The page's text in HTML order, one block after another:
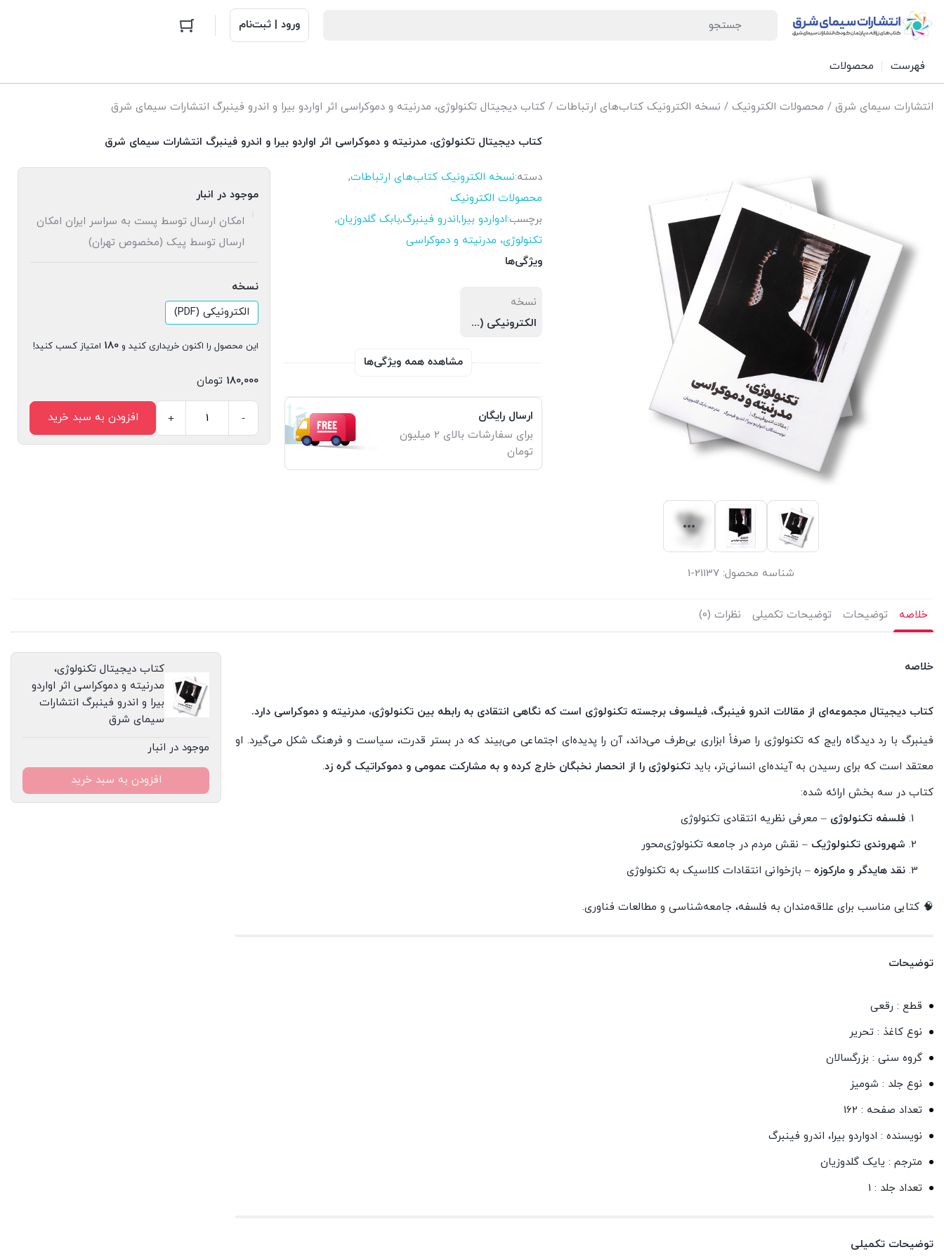
ورود | ثبت‌نام
فهرست محصولات
انتشارات سیمای شرق / محصولات الکترونیک / نسخه الکترونیک کتاب‌های ارتباطات / کتاب دیجیتال تکنولوژی، مدرنیته و دموکراسی اثر اواردو بیرا و اندرو فینبرگ انتشارات سیمای شرق
شناسه محصول: 21137-1
کتاب دیجیتال تکنولوژی، مدرنیته و دموکراسی اثر اواردو بیرا و اندرو فینبرگ انتشارات سیمای شرق
دسته:نسخه الکترونیک کتاب‌های ارتباطات,
محصولات الکترونیک
برچسب:ادواردو بیرا,اندرو فینبرگ,بابک گلدوزیان,
تکنولوژی، مدرنیته و دموکراسی
ویژگی‌ها
نسخه
الکترونیکی (PDF)
مشاهده همه ویژگی‌ها
ارسال رایگان
برای سفارشات بالای 2 میلیون
تومان
موجود در انبار
امکان ارسال توسط پست به سراسر ایران امکان
ارسال توسط پیک (مخصوص تهران)
نسخه
الکترونیکی (PDF)
این محصول را اکنون خریداری کنید و 180 امتیاز کسب کنید!
180,000 تومان
دیجیتال
عدد
-
+ افزودن به سبد خرید
خلاصه توضیحات توضیحات تکمیلی نظرات (0)
خلاصه
کتاب دیجیتال مجموعه‌ای از مقالات اندرو فینبرگ، فیلسوف برجسته تکنولوژی است که نگاهی انتقادی به رابطه بین تکنولوژی، مدرنیته و دموکراسی دارد.
فینبرگ با رد دیدگاه رایج که تکنولوژی را صرفاً ابزاری بی‌طرف می‌داند، آن را پدیده‌ای اجتماعی می‌بیند که در بستر قدرت، سیاست و فرهنگ شکل می‌گیرد. او
معتقد است که برای رسیدن به آینده‌ای انسانی‌تر، باید تکنولوژی را از انحصار نخبگان خارج کرده و به مشارکت عمومی و دموکراتیک گره زد.
کتاب در سه بخش ارائه شده:
فلسفه تکنولوژی – معرفی نظریه انتقادی تکنولوژی
شهروندی تکنولوژیک – نقش مردم در جامعه تکنولوژی‌محور
نقد هایدگر و مارکوزه – بازخوانی انتقادات کلاسیک به تکنولوژی
🧠 کتابی مناسب برای علاقه‌مندان به فلسفه، جامعه‌شناسی و مطالعات فناوری.
توضیحات
قطع : رقعی
نوع کاغذ : تحریر
گروه سنی : بزرگسالان
نوع جلد : شومیز
تعداد صفحه : 162
نویسنده : ادواردو بیرا، اندرو فینبرگ
مترجم : یایک گلدوزیان
تعداد جلد : 1
توضیحات تکمیلی
کتاب دیجیتال تکنولوژی،
مدرنیته و دموکراسی اثر اواردو
بیرا و اندرو فینبرگ انتشارات
سیمای شرق
موجود در انبار
افزودن به سبد خرید